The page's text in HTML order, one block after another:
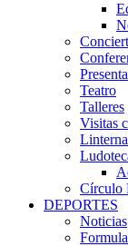
Teatro
Talleres
Visitas
Círculo
DEPORTES
Noticias